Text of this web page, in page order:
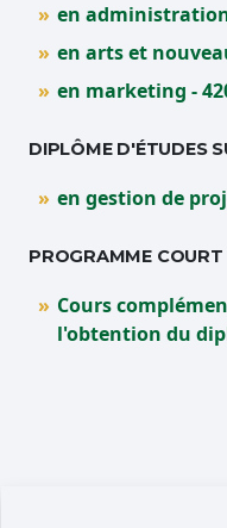
en
en arts et
en marketing -
DIPLÔME D'ÉTUDES
en gestion de
PROGRAMME COURT
Cours
l'obtention du